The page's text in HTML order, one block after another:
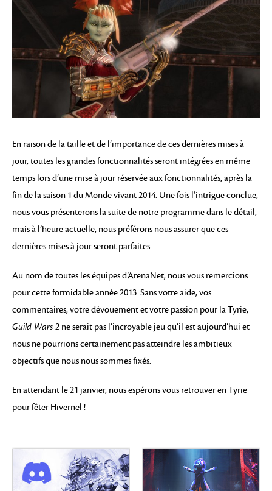
En raison de la taille et de l’importance de ces dernières mises à
jour, toutes les grandes fonctionnalités seront intégrées en même
temps lors d’une mise à jour réservée aux fonctionnalités, après la
fin de la saison 1 du Monde vivant 2014. Une fois l’intrigue conclue,
nous vous présenterons la suite de notre programme dans le détail,
mais à l’heure actuelle, nous préférons nous assurer que ces
dernières mises à jour seront parfaites.
Au nom de toutes les équipes d’ArenaNet, nous vous remercions
pour cette formidable année 2013. Sans votre aide, vos
commentaires, votre dévouement et votre passion pour la Tyrie,
Guild Wars 2 ne serait pas l’incroyable jeu qu’il est aujourd’hui et
nous ne pourrions certainement pas atteindre les ambitieux
objectifs que nous nous sommes fixés.
En attendant le 21 janvier, nous espérons vous retrouver en Tyrie
pour fêter Hivernel !